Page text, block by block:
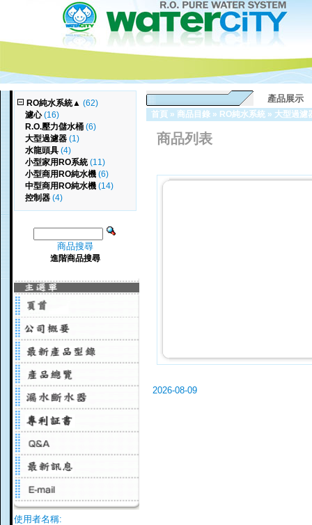
RO純水系統▲ (62)
濾心(16)
R.O.壓力儲水桶 (6)
大型過濾器 (1)
水龍頭具 (4)
小型家用RO系統(11)
小型商用RO純水機 (6)
中型商用RO純水機 (14)
控制器 (4)
商品搜尋
進階商品搜尋
使用者名稱:
產品展示
首頁 » 商品目錄 » RO純水系統 » 大型過濾
商品列表
2026-08-09